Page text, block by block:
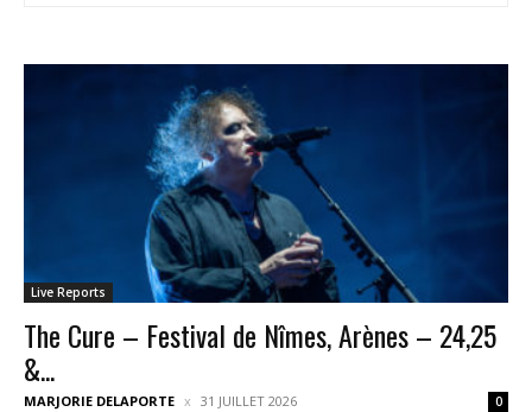
Live Reports
The Cure – Festival de Nîmes, Arènes – 24,25
&...
MARJORIE DELAPORTE 31 JUILLET 2026 0